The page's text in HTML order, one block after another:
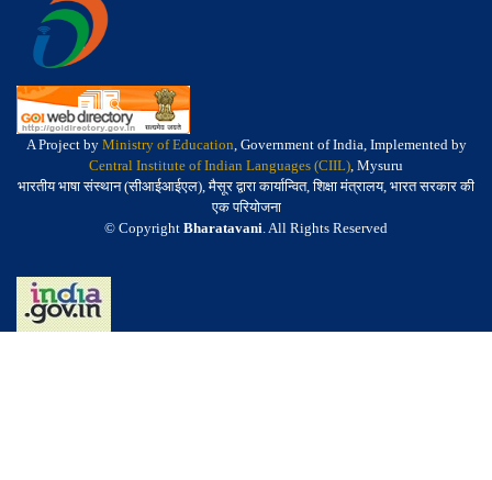
A Project by Ministry of Education, Government of India, Implemented by
Central Institute of Indian Languages (CIIL), Mysuru
भारतीय भाषा संस्थान (सीआईआईएल), मैसूर द्वारा कार्यान्वित, शिक्षा मंत्रालय, भारत सरकार की
एक परियोजना
© Copyright Bharatavani. All Rights Reserved